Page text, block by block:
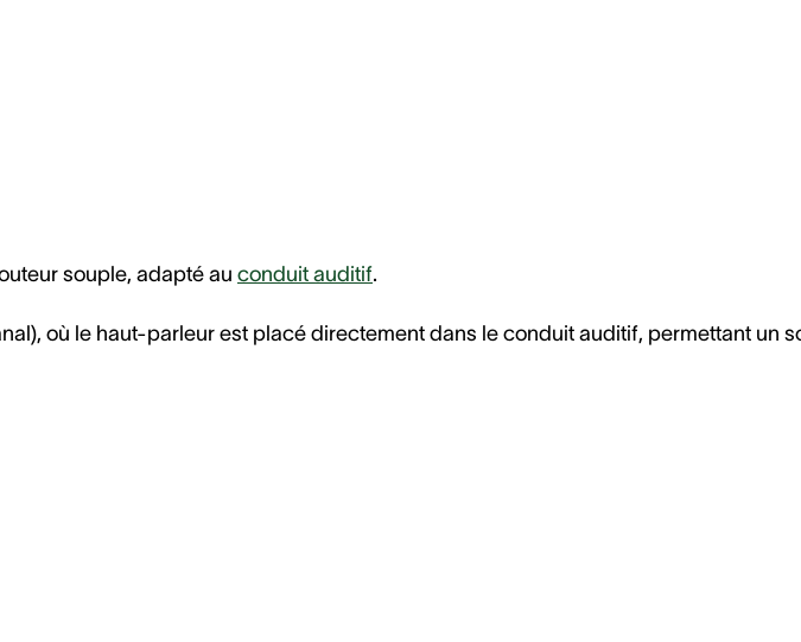
souple, adapté au conduit auditif.
où le haut-parleur est placé directement dans le conduit auditif, permettant un